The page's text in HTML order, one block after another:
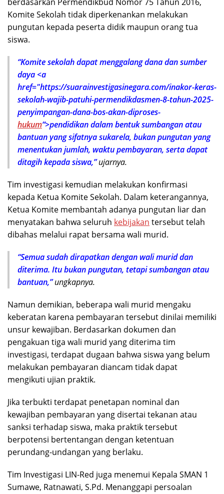
Komite Sekolah tidak diperkenankan melakukan
pungutan kepada peserta didik maupun orang tua
siswa.
“Komite sekolah dapat menggalang dana dan sumber
daya <a
href="https://suarainvestigasinegara.com/inakor-keras-
sekolah-wajib-patuhi-permendikdasmen-8-tahun-2025-
penyimpangan-dana-bos-akan-diproses-
hukum“>pendidikan dalam bentuk sumbangan atau
bantuan yang sifatnya sukarela, bukan pungutan yang
menentukan jumlah, waktu pembayaran, serta dapat
ditagih kepada siswa,”ujarnya.
Tim investigasi kemudian melakukan konfirmasi
kepada Ketua Komite Sekolah. Dalam keterangannya,
Ketua Komite membantah adanya pungutan liar dan
menyatakan bahwa seluruh kebijakan tersebut telah
dibahas melalui rapat bersama wali murid.
“Semua sudah dirapatkan dengan wali murid dan
diterima. Itu bukan pungutan, tetapi sumbangan atau
bantuan,”ungkapnya.
Namun demikian, beberapa wali murid mengaku
keberatan karena pembayaran tersebut dinilai memiliki
unsur kewajiban. Berdasarkan dokumen dan
pengakuan tiga wali murid yang diterima tim
investigasi, terdapat dugaan bahwa siswa yang belum
melakukan pembayaran diancam tidak dapat
mengikuti ujian praktik.
Jika terbukti terdapat penetapan nominal dan
kewajiban pembayaran yang disertai tekanan atau
sanksi terhadap siswa, maka praktik tersebut
berpotensi bertentangan dengan ketentuan
perundang-undangan yang berlaku.
Tim Investigasi LIN-Red juga menemui Kepala SMAN 1
Sumawe, Ratnawati, S.Pd. Menanggapi persoalan